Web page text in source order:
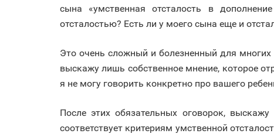
сына «умственная отсталость в
отсталостью? Есть ли у моего сына еще и
Это очень сложный и болезненный для многих
выскажу лишь собственное мнение, которое
я не могу говорить конкретно про вашего
После этих обязательных оговорок,
соответствует критериям умственной